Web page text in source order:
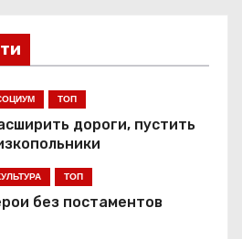
ТОП
дороги, пустить
ТОП
без постаментов